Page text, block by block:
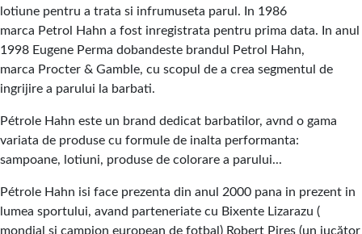
lotiune pentru a trata si infrumuseta parul. In 1986
marca Petrol Hahn a fost inregistrata pentru prima data. In anul
1998 Eugene Perma dobandeste brandul Petrol Hahn,
marca Procter & Gamble, cu scopul de a crea segmentul de
ingrijire a parului la barbati.
Pétrole Hahn este un brand dedicat barbatilor, avnd o gama
variata de produse cu formule de inalta performanta:
sampoane, lotiuni, produse de colorare a parului...
Pétrole Hahn isi face prezenta din anul 2000 pana in prezent in
lumea sportului, avand parteneriate cu Bixente Lizarazu (
mondial si campion european de fotbal) Robert Pires (un jucător